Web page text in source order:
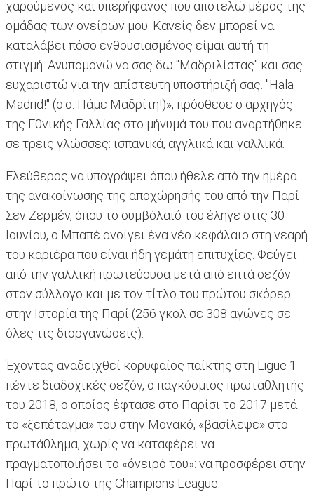
χαρούμενος και υπερήφανος που αποτελώ μέρος της
ομάδας των ονείρων μου. Κανείς δεν μπορεί να
καταλάβει πόσο ενθουσιασμένος είμαι αυτή τη
στιγμή. Ανυπομονώ να σας δω "Μαδριλίστας" και σας
ευχαριστώ για την απίστευτη υποστήριξή σας. "Hala
Madrid!" (σ.σ. Πάμε Μαδρίτη!)», πρόσθεσε ο αρχηγός
της Εθνικής Γαλλίας στο μήνυμά του που αναρτήθηκε
σε τρεις γλώσσες: ισπανικά, αγγλικά και γαλλικά.
Ελεύθερος να υπογράψει όπου ήθελε από την ημέρα
της ανακοίνωσης της αποχώρησής του από την Παρί
Σεν Ζερμέν, όπου το συμβόλαιό του έληγε στις 30
Ιουνίου, ο Μπαπέ ανοίγει ένα νέο κεφάλαιο στη νεαρή
του καριέρα που είναι ήδη γεμάτη επιτυχίες. Φεύγει
από την γαλλική πρωτεύουσα μετά από επτά σεζόν
στον σύλλογο και με τον τίτλο του πρώτου σκόρερ
στην Ιστορία της Παρί (256 γκολ σε 308 αγώνες σε
όλες τις διοργανώσεις).
Έχοντας αναδειχθεί κορυφαίος παίκτης στη Ligue 1
πέντε διαδοχικές σεζόν, ο παγκόσμιος πρωταθλητής
του 2018, ο οποίος έφτασε στο Παρίσι το 2017 μετά
το «ξεπέταγμα» του στην Μονακό, «βασίλεψε» στο
πρωτάθλημα, χωρίς να καταφέρει να
πραγματοποιήσει το «όνειρό του»: να προσφέρει στην
Παρί το πρώτο της Champions League.